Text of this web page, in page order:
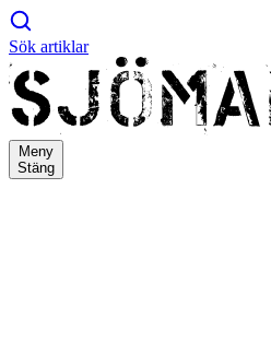
Sök artiklar
Meny
Stäng